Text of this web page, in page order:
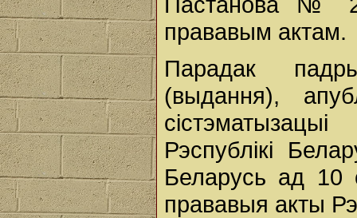
прававым актам.
Парадак
(выдання),
Рэспублікі
Беларусь ад 10
прававыя акты